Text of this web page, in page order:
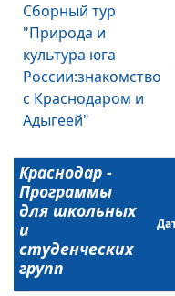
Сборный тур
"Природа и
культура юга
России:знакомство
с Краснодаром и
Адыгеей"
Краснодар -
Программы
для школьных
и
студенческих
групп